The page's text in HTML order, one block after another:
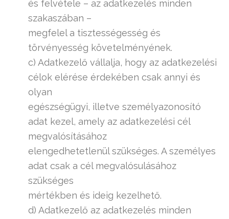
és felvétele – az adatkezelés minden
szakaszában –
megfelel a tisztességesség és
törvényesség követelményének.
c) Adatkezelő vállalja, hogy az adatkezelési
célok elérése érdekében csak annyi és
olyan
egészségügyi, illetve személyazonosító
adat kezel, amely az adatkezelési cél
megvalósításához
elengedhetetlenül szükséges. A személyes
adat csak a cél megvalósulásához
szükséges
mértékben és ideig kezelhető.
d) Adatkezelő az adatkezelés minden